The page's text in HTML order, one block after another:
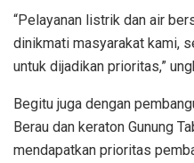
“Pelayanan listrik dan air
dinikmati masyarakat kami,
untuk dijadikan prioritas,”
Begitu juga dengan
Berau dan keraton Gunung
mendapatkan prioritas